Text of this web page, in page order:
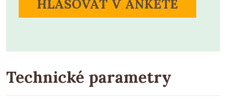
HLASOVAT V ANKETĚ
Technické parametry